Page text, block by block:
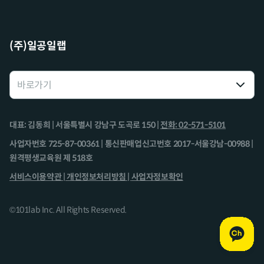
(주)일공일랩
대표: 김동희 | 서울특별시 강남구 도곡로 150 | 전화: 02-571-5101
사업자번호 725-87-00361 | 통신판매업신고번호 2017-서울강남-00988 |
원격평생교육원 제 518호
서비스이용약관 | 개인정보처리방침 | 사업자정보확인
©101lab Inc. All Rights Reserved.